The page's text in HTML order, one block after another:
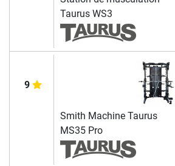
Taurus WS3
9
Smith Machine Taurus
MS35 Pro